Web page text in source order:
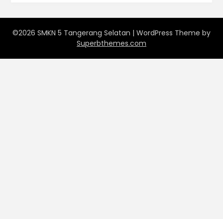
©2026 SMKN 5 Tangerang Selatan | WordPress Theme by
Superbthemes.com